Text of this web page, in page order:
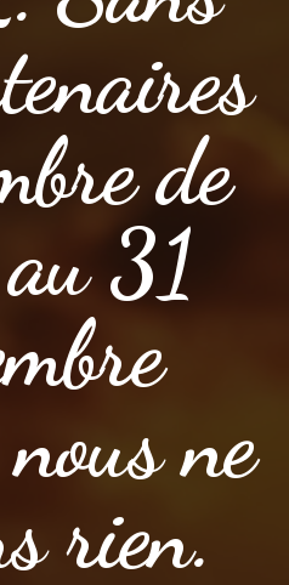
de
31
ne
rien.